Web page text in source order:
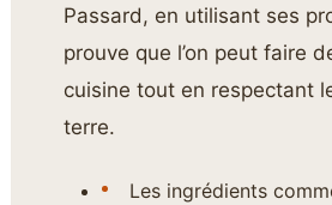
Passard, en utilisant ses
prouve que l’on peut faire
cuisine tout en respectant
terre.
Les ingrédients